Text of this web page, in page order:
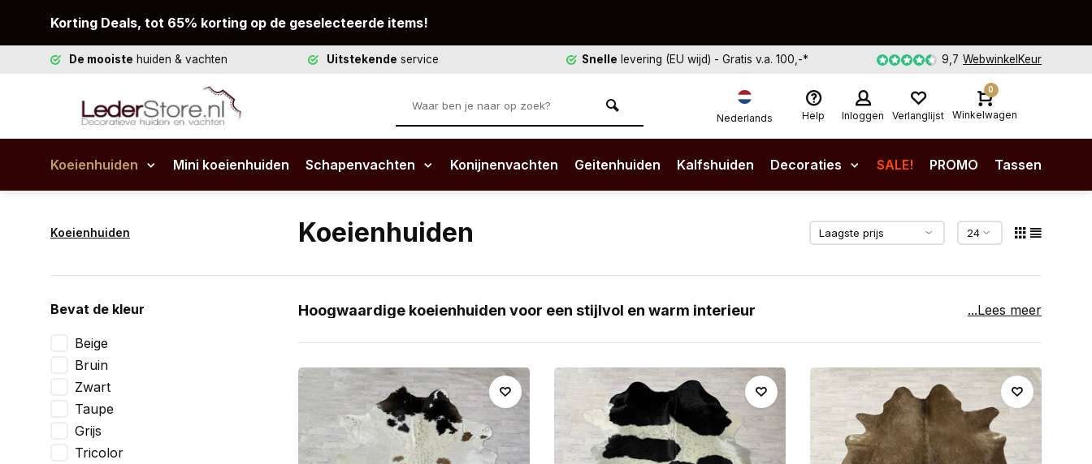
Korting Deals, tot 65% korting op de geselecteerde items!
De mooiste huiden & vachten Uitstekende service Snelle levering (EU wijd) - Gratis v.a. 100,-* 9,7 WebwinkelKeur
Nederlands Help Inloggen Verlanglijst
0
Winkelwagen
Koeienhuiden Mini koeienhuiden Schapenvachten Konijnenvachten Geitenhuiden Kalfshuiden Decoraties SALE! PROMO Tassen
Koeienhuiden Koeienhuiden
Bevat de kleur
Beige
Bruin
Zwart
Taupe
Grijs
Tricolor
Hoogwaardige koeienhuiden voor een stijlvol en warm interieur
Niets brengt zoveel warmte, sfeer en karakter in een ruimte als een echt koeienvel. Leg 'm als vloerkleed midden in je
leuning van je bank, waar je 'm ook neerlegt, alle ogen gaan er meteen naartoe. En het allermooiste? Geen enkele
koeienhuid is hetzelfde. Elk vel heeft zijn eigen tekening, kleur en formaat. Echt één van een soort.
Ik kies ze allemaal persoonlijk met de hand uit en fotografeer ieder koeienvel zelf, stuk voor stuk. Daardoor zie je
vooraf precies wat je krijgt en ontvang je exact het vel van de foto, geen verrassingen, gewoon dat ene vel waar jij
...Lees meer